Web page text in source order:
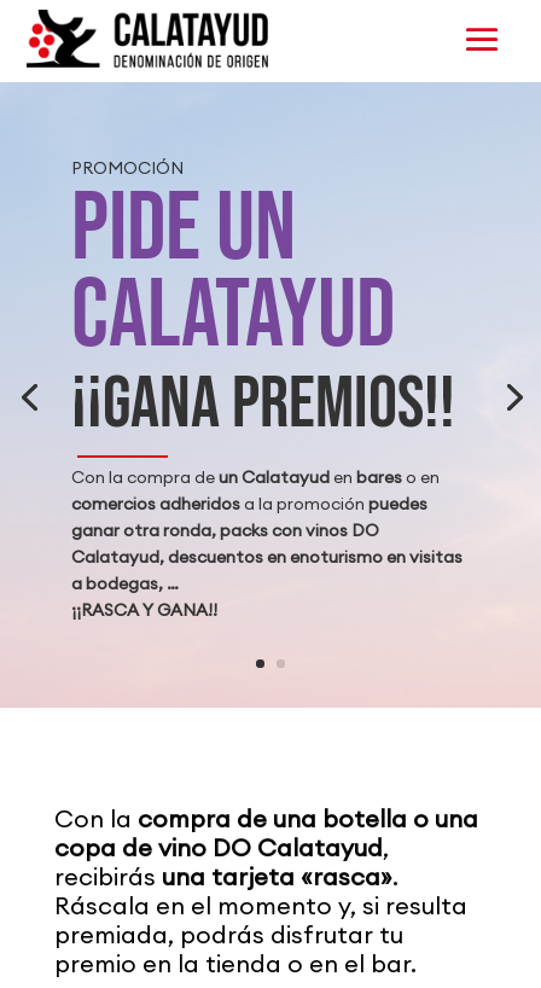
PROMOCIÓN
PIDE UN
CALATAYUD
¡¡GANA PREMIOS!!
Con la compra deun Calatayuden bareso en
comercios adheridosa la promoción puedes
ganar otra ronda, packs con vinos DO
Calatayud, descuentos en enoturismo en visitas
a bodegas, …
¡¡RASCA Y GANA!!
Con la compra de una botella o una
copa de vino DO Calatayud,
recibirás una tarjeta «rasca».
Ráscala en el momento y, si resulta
premiada, podrás disfrutar tu
premio en la tienda o en el bar.